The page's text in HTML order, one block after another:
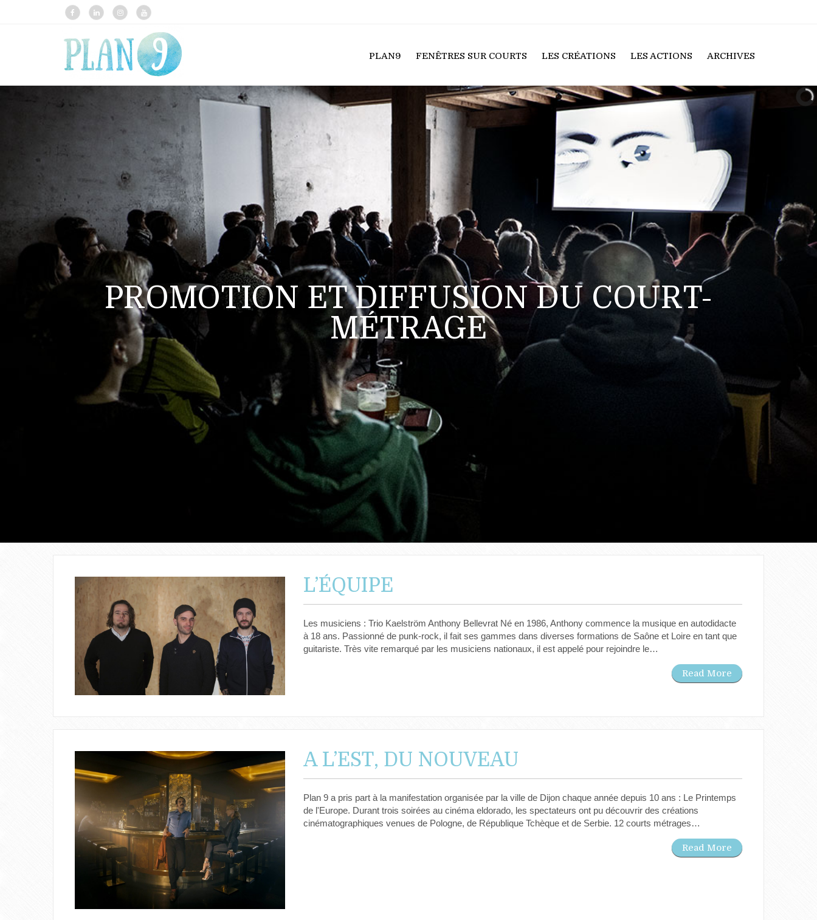
PLAN9 FENÊTRES SUR COURTS LES CRÉATIONS LES ACTIONS ARCHIVES
PROMOTION ET DIFFUSION DU COURT-
MÉTRAGE
L’ÉQUIPE
Les musiciens : Trio Kaelström Anthony Bellevrat Né en 1986, Anthony commence la musique en autodidacte
à 18 ans. Passionné de punk-rock, il fait ses gammes dans diverses formations de Saône et Loire en tant que
guitariste. Très vite remarqué par les musiciens nationaux, il est appelé pour rejoindre le…
Read More
A L’EST, DU NOUVEAU
Plan 9 a pris part à la manifestation organisée par la ville de Dijon chaque année depuis 10 ans : Le Printemps
de l'Europe. Durant trois soirées au cinéma eldorado, les spectateurs ont pu découvrir des créations
cinématographiques venues de Pologne, de République Tchèque et de Serbie. 12 courts métrages…
Read More